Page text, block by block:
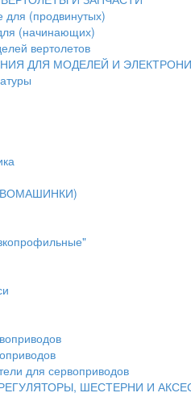
для (продвинутых)
(начинающих)
вертолетов
ДЛЯ МОДЕЛЕЙ И
для сервоприводов
ШЕСТЕРНИ И